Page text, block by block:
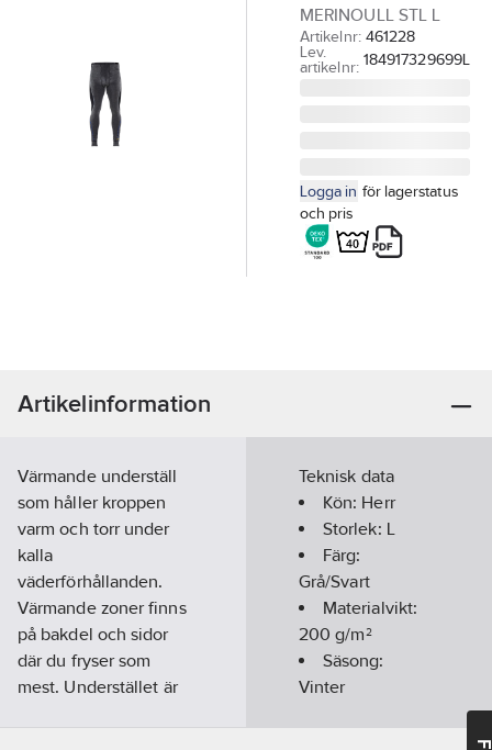
MERINOULL STL L
Artikelnr: 461228
Lev.
artikelnr: 184917329699L
Logga in för lagerstatus
och pris
Artikelinformation
Värmande underställ
som håller kroppen
varm och torr under
kalla
väderförhållanden.
Värmande zoner finns
på bakdel och sidor
där du fryser som
mest. Understället är
Teknisk data
Kön: Herr
Storlek: L
Färg:
Grå/Svart
Materialvikt:
200 g/m²
Säsong:
Vinter